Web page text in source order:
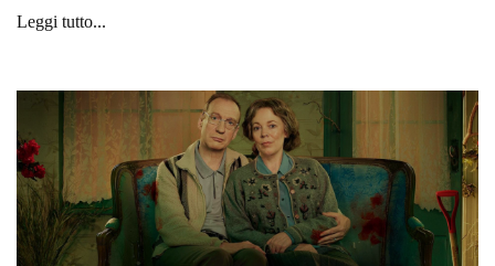
Leggi tutto...